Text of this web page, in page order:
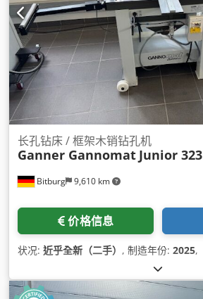
Bitburg 9,610 km
长孔钻床 / 框架木销钻孔机
Ganner Gannomat Junior 323
价格信息
状况: 近乎全新（二手） , 制造年份: 2025,